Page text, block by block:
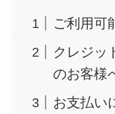
ご利用可
クレジッ
のお客様
お支払い